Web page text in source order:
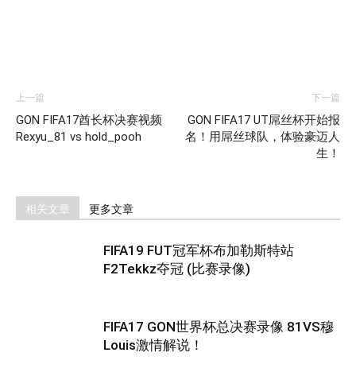
上一篇
GON FIFA17酋长杯决赛视频
Rexyu_81 vs hold_pooh
下一篇
GON FIFA17 UT屌丝杯开始报
名！用屌丝球队，体验豪迈人
生！
相关文章 更多文章
FIFA19 FUT冠军杯布加勒斯特站
F2Tekkz夺冠 (比赛录像)
FIFA17 GON世界杯总决赛录像 81VS穆
Louis激情解说！